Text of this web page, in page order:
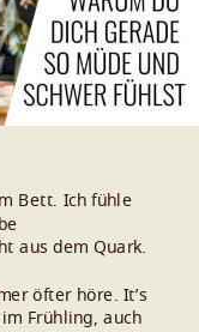
Bett. Ich fühle
aus dem Quark.
öfter höre. It’s
Frühling, auch